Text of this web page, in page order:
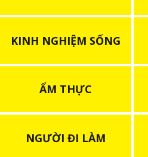
KINH NGHIỆM SỐNG
ẨM THỰC
NGƯỜI ĐI LÀM